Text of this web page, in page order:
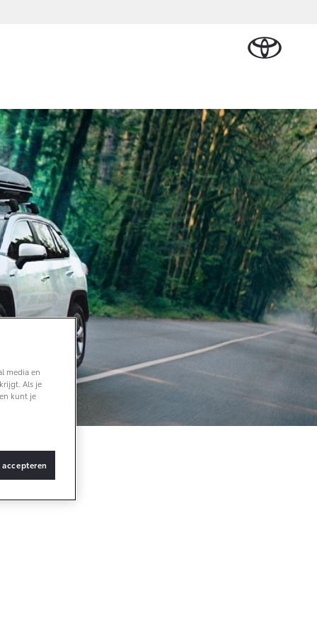
BATTERIJ-
ELEKTRISCH
Vanaf € 32.995,-
Toyota C-HR
OOK ALS PLUG-IN
HYBRIDE
Vanaf € 36.495,-
bZ4X Touring
BATTERIJ-
Vanaf € 48.995,-
Vraag een brochure aan
Bekijk de verwachte
modellen
Accessoires
Onderdelen
Accessoires
Banden
Werkplaatsafspraak
maken
Contact en
Route
Thuislaadpakketten
Laadpas
Energie en slim
laden
Lease
Bedrijfswagens
op maat
Financieren of
leasen
Verzekeren
Vraag een
brochure
aan
Contact
en Route
media en
Als je
kunt je